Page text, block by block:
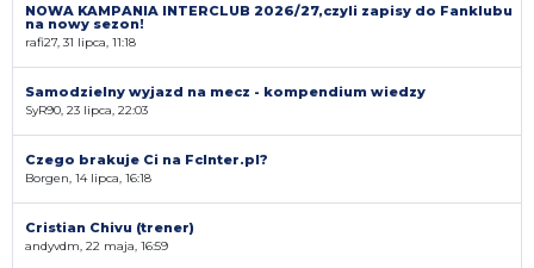
NOWA KAMPANIA INTERCLUB 2026/27,czyli zapisy do Fanklubu
na nowy sezon!
rafi27, 31 lipca, 11:18
Samodzielny wyjazd na mecz - kompendium wiedzy
SyR90, 23 lipca, 22:03
Czego brakuje Ci na FcInter.pl?
Borgen, 14 lipca, 16:18
Cristian Chivu (trener)
andyvdm, 22 maja, 16:59